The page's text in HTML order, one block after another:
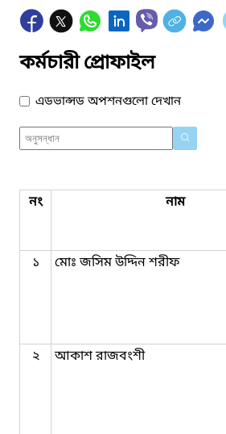
কর্মচারী প্রোফাইল
এডভান্সড অপশনগুলো দেখান
নং নাম
১ মোঃ জসিম উদ্দিন শরীফ
২ আকাশ রাজবংশী